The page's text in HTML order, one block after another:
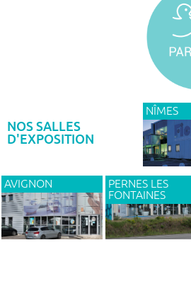
NOS SALLES
D'EXPOSITION
NÎMES
AVIGNON
PERNES LES
FONTAINES